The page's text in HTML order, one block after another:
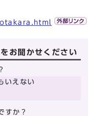
お聞かせください
いえない
すか？